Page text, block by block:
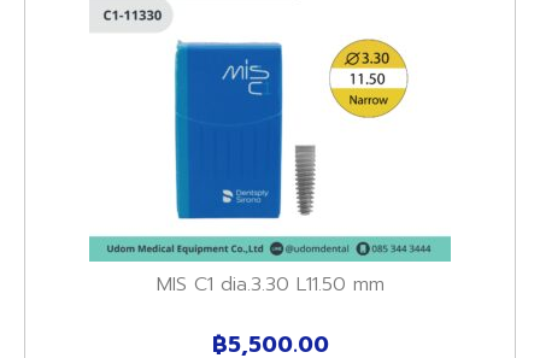
MIS C1 dia.3.30 L11.50 mm
฿5,500.00